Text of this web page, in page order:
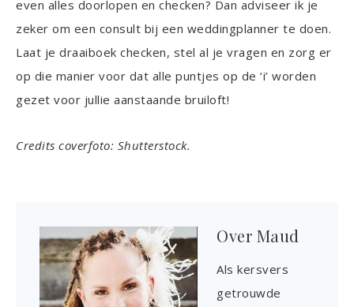
even alles doorlopen en checken? Dan adviseer ik je
zeker om een consult bij een weddingplanner te doen.
Laat je draaiboek checken, stel al je vragen en zorg er
op die manier voor dat alle puntjes op de ‘i’ worden
gezet voor jullie aanstaande bruiloft!
Credits coverfoto: Shutterstock.
Over Maud
Als kersvers
getrouwde